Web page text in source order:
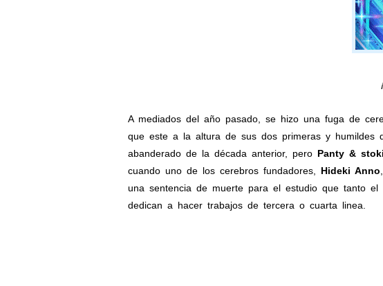
A mediados del año pasado, se hizo una fuga de
que este a la altura de sus dos primeras y
abanderado de la década anterior, pero Panty &
cuando uno de los cerebros fundadores, Hideki Anno
una sentencia de muerte para el estudio que tanto
dedican a hacer trabajos de tercera o cuarta linea.